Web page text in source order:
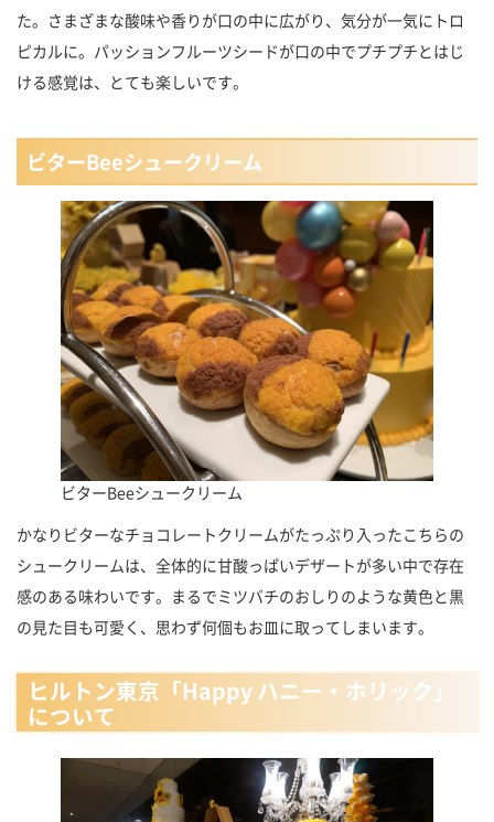
た。さまざまな酸味や香りが口の中に広がり、気分が一気にトロ
ピカルに。パッションフルーツシードが口の中でプチプチとはじ
ける感覚は、とても楽しいです。
ビターBeeシュークリーム
ビターBeeシュークリーム
かなりビターなチョコレートクリームがたっぷり入ったこちらの
シュークリームは、全体的に甘酸っぱいデザートが多い中で存在
感のある味わいです。まるでミツバチのおしりのような黄色と黒
の見た目も可愛く、思わず何個もお皿に取ってしまいます。
ヒルトン東京「Happy ハニー・ホリック」
について